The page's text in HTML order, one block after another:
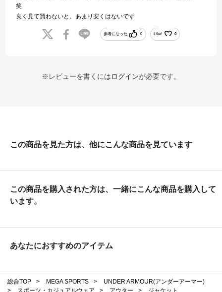
笑
良く見て買わないと、あまり安くはないです
参考になった 0 Like! 0
※レビューを書くにはログインが必要です。
この商品を見た方は、他にこんな商品を見ています
この商品を購入された方は、一緒にこんな商品を購入して
います。
あなたにおすすめのアイテム
総合TOP > MEGA SPORTS >
UNDER ARMOUR(アンダーアーマー)